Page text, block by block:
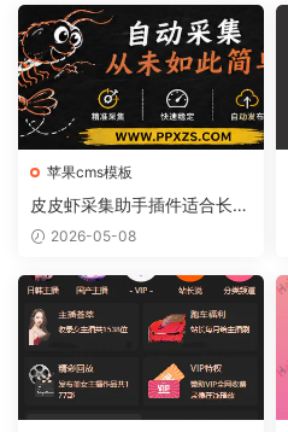
苹果cms模板
皮皮虾采集助手插件适合长期
运营网站吗
2026-05-08